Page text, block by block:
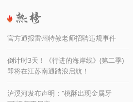
官方通报雷州特教老师招聘违规事件
倒计时3天！《行进的海岸线》(第二季)
即将在江苏南通踏浪启航！
泸溪河发布声明：“桃酥出现金属牙